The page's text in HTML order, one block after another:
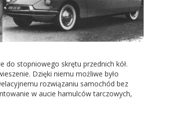
do stopniowego skrętu przednich kół.
Dzięki niemu możliwe było
rozwiązaniu samochód bez
w aucie hamulców tarczowych,